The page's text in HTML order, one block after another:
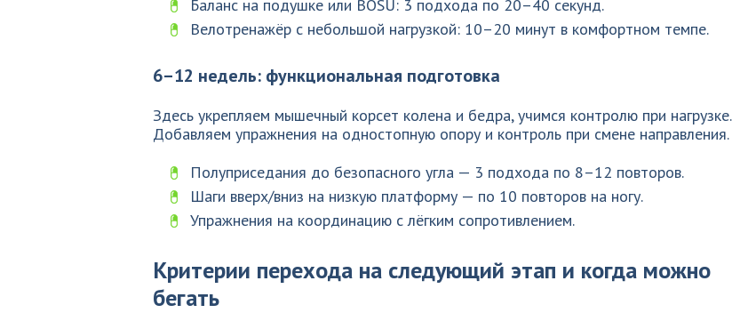
Баланс на подушке или BOSU: 3 подхода по 20–40 секунд.
Велотренажёр с небольшой нагрузкой: 10–20 минут в комфортном темпе.
6–12 недель: функциональная подготовка
Здесь укрепляем мышечный корсет колена и бедра, учимся контролю при нагрузке.
Добавляем упражнения на одностопную опору и контроль при смене направления.
Полуприседания до безопасного угла — 3 подхода по 8–12 повторов.
Шаги вверх/вниз на низкую платформу — по 10 повторов на ногу.
Упражнения на координацию с лёгким сопротивлением.
Критерии перехода на следующий этап и когда можно
бегать